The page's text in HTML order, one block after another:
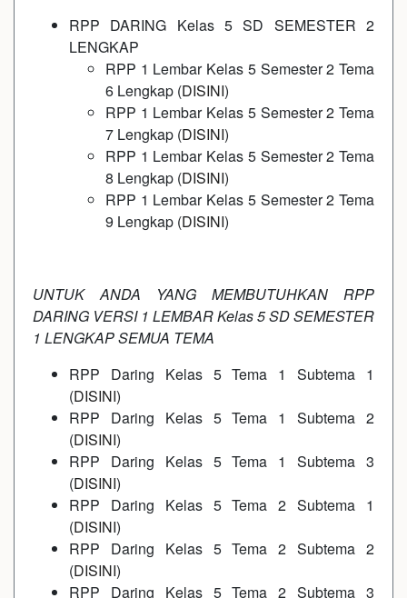
RPP DARING Kelas 5 SD SEMESTER 2
LENGKAP
RPP 1 Lembar Kelas 5 Semester 2 Tema
6 Lengkap (DISINI)
RPP 1 Lembar Kelas 5 Semester 2 Tema
7 Lengkap (DISINI)
RPP 1 Lembar Kelas 5 Semester 2 Tema
8 Lengkap (DISINI)
RPP 1 Lembar Kelas 5 Semester 2 Tema
9 Lengkap (DISINI)
UNTUK ANDA YANG MEMBUTUHKAN RPP
DARING VERSI 1 LEMBAR Kelas 5 SD SEMESTER
1 LENGKAP SEMUA TEMA
RPP Daring Kelas 5 Tema 1 Subtema 1
(DISINI)
RPP Daring Kelas 5 Tema 1 Subtema 2
(DISINI)
RPP Daring Kelas 5 Tema 1 Subtema 3
(DISINI)
RPP Daring Kelas 5 Tema 2 Subtema 1
(DISINI)
RPP Daring Kelas 5 Tema 2 Subtema 2
(DISINI)
RPP Daring Kelas 5 Tema 2 Subtema 3